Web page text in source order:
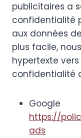
publicitaires a
confidentialité
aux données
plus facile,
hypertexte
confidentialité
Google
https://
ads